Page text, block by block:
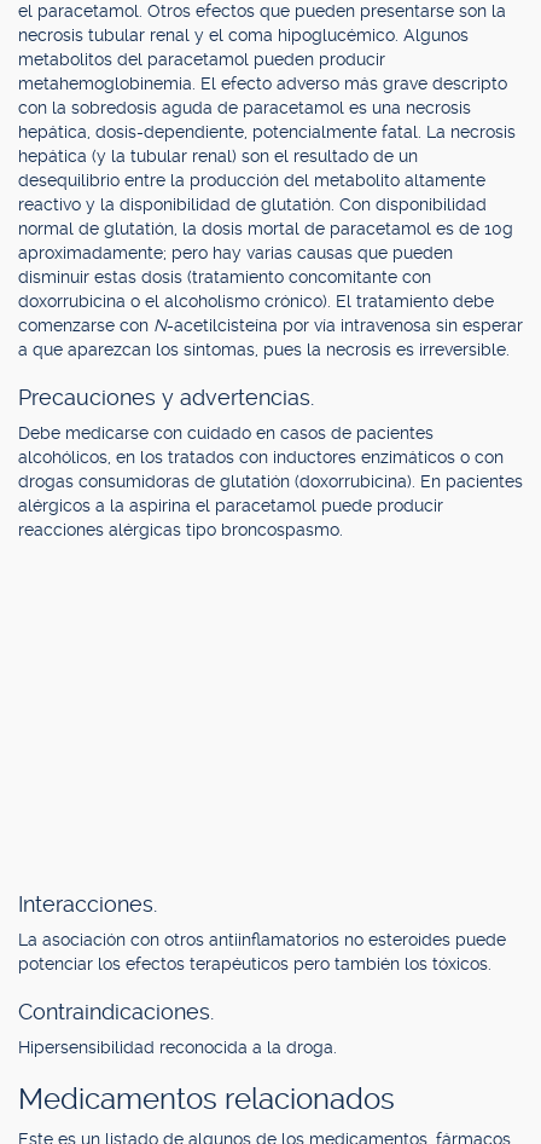
el paracetamol. Otros efectos que pueden presentarse son la
necrosis tubular renal y el coma hipoglucémico. Algunos
metabolitos del paracetamol pueden producir
metahemoglobinemia. El efecto adverso más grave descripto
con la sobredosis aguda de paracetamol es una necrosis
hepática, dosis-dependiente, potencialmente fatal. La necrosis
hepática (y la tubular renal) son el resultado de un
desequilibrio entre la producción del metabolito altamente
reactivo y la disponibilidad de glutatión. Con disponibilidad
normal de glutatión, la dosis mortal de paracetamol es de 10g
aproximadamente; pero hay varias causas que pueden
disminuir estas dosis (tratamiento concomitante con
doxorrubicina o el alcoholismo crónico). El tratamiento debe
comenzarse con N-acetilcisteína por vía intravenosa sin esperar
a que aparezcan los síntomas, pues la necrosis es irreversible.
Precauciones y advertencias.
Debe medicarse con cuidado en casos de pacientes
alcohólicos, en los tratados con inductores enzimáticos o con
drogas consumidoras de glutatión (doxorrubicina). En pacientes
alérgicos a la aspirina el paracetamol puede producir
reacciones alérgicas tipo broncospasmo.
Interacciones.
La asociación con otros antiinflamatorios no esteroides puede
potenciar los efectos terapéuticos pero también los tóxicos.
Contraindicaciones.
Hipersensibilidad reconocida a la droga.
Medicamentos relacionados
Este es un listado de algunos de los medicamentos, fármacos